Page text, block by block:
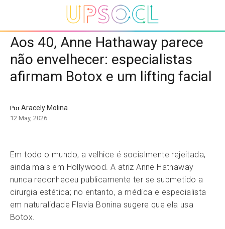
Aos 40, Anne Hathaway parece
não envelhecer: especialistas
afirmam Botox e um lifting facial
PorAracely Molina
12 May, 2026
Em todo o mundo, a velhice é socialmente rejeitada,
ainda mais em Hollywood. A atriz Anne Hathaway
nunca reconheceu publicamente ter se submetido a
cirurgia estética; no entanto, a médica e especialista
em naturalidade Flavia Bonina sugere que ela usa
Botox.